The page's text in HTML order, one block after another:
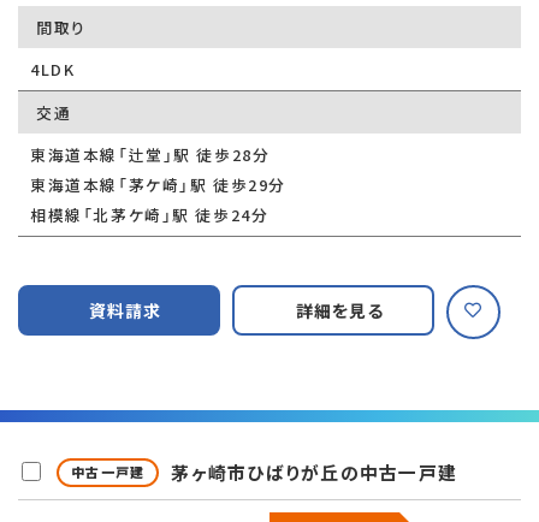
間取り
4LDK
交通
東海道本線「辻堂」駅 徒歩28分
東海道本線「茅ケ崎」駅 徒歩29分
相模線「北茅ケ崎」駅 徒歩24分
資料請求 詳細を見る
中古一戸建 茅ヶ崎市ひばりが丘の中古一戸建